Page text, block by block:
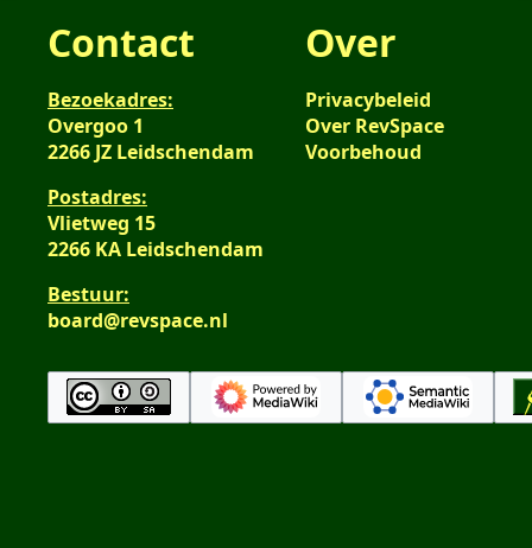
Contact
Bezoekadres:
Overgoo 1
2266 JZ Leidschendam
Postadres:
Vlietweg 15
2266 KA Leidschendam
Bestuur:
board@revspace.nl
Over
Privacybeleid
Over RevSpace
Voorbehoud